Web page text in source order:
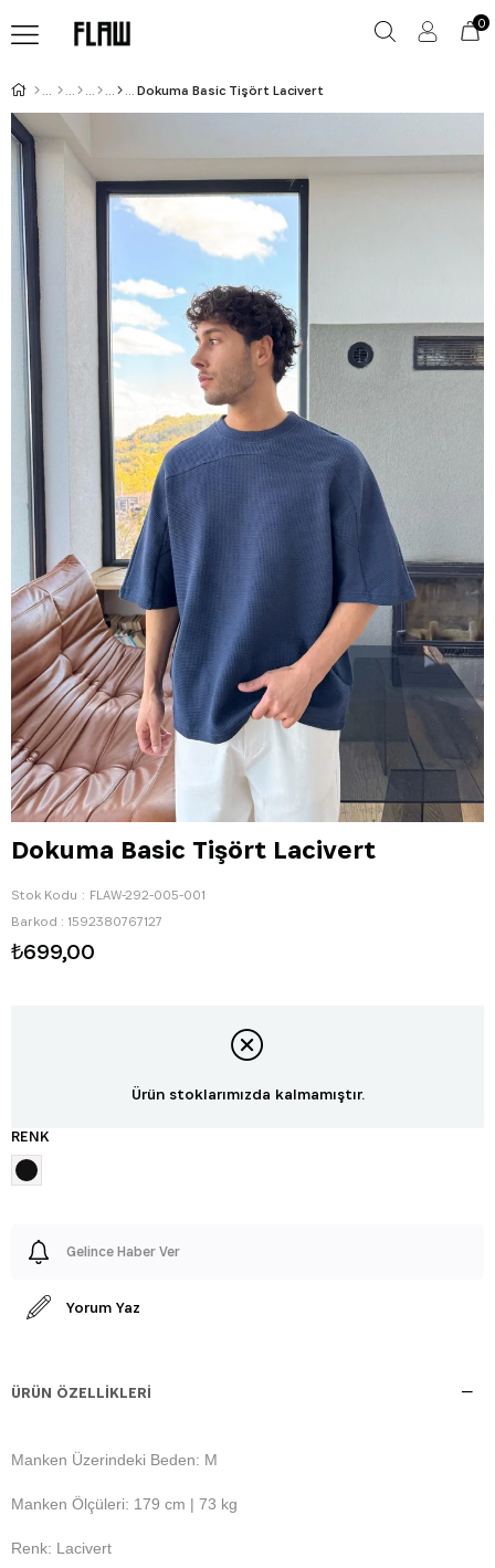
0
Dokuma Basic Tişört Lacivert
Dokuma Basic Tişört Lacivert
Stok Kodu
FLAW-292-005-001
Barkod : 1592380767127
₺699,00
Ürün stoklarımızda kalmamıştır.
RENK
Gelince Haber Ver
Yorum Yaz
ÜRÜN ÖZELLIKLERI
Manken Üzerindeki Beden: M
Manken Ölçüleri: 179 cm | 73 kg
Renk: Lacivert